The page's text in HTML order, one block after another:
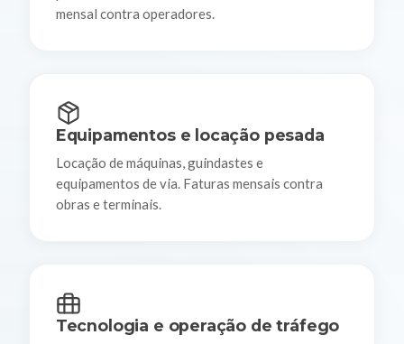
mensal contra operadores.
Equipamentos e locação pesada
Locação de máquinas, guindastes e
equipamentos de via. Faturas mensais contra
obras e terminais.
Tecnologia e operação de tráfego